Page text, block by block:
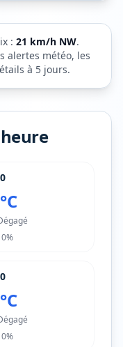
: 21 km/h NW.
alertes météo, les
à 5 jours.
0%
0%